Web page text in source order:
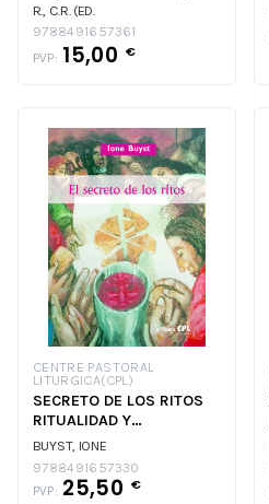
R., C.R. (ED.
9788491657361
PVP: 15,00 €
CENTRE PASTORAL
LITURGICA(CPL)
SECRETO DE LOS RITOS
RITUALIDAD Y
SACRAMENTALIDAD DE LA
LIT
BUYST, IONE
9788491657330
PVP: 25,50 €